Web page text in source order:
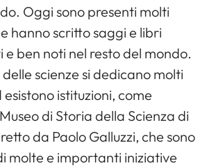
Oggi sono presenti molti
hanno scritto saggi e libri
ben noti nel resto del mondo.
scienze si dedicano molti
istituzioni, come
di Storia della Scienza di
da Paolo Galluzzi, che sono
molte e importanti iniziative